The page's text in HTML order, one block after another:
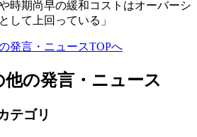
時期尚早の緩和コストはオーバーシ
して上回っている」
発言・ニュースTOPへ
の発言・ニュース
テゴリ